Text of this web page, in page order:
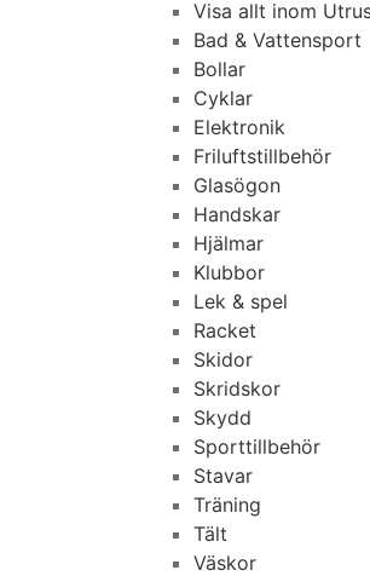
Visa allt inom
Bad & Vattensport
Bollar
Cyklar
Elektronik
Friluftstillbehör
Glasögon
Handskar
Hjälmar
Klubbor
Lek & spel
Racket
Skidor
Skridskor
Skydd
Sporttillbehör
Stavar
Träning
Tält
Väskor